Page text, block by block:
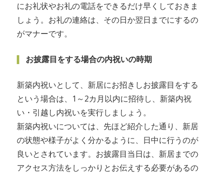
にお礼状やお礼の電話をできるだけ早くしておきま
しょう。お礼の連絡は、その日か翌日までにするの
がマナーです。
お披露目をする場合の内祝いの時期
新築内祝いとして、新居にお招きしお披露目をする
という場合は、1～2カ月以内に招待し、新築内祝
い・引越し内祝いを実行しましょう。
新築内祝いについては、先ほど紹介した通り、新居
の状態や様子がよく分かるように、日中に行うのが
良いとされています。お披露目当日は、新居までの
アクセス方法をしっかりとお伝えする必要があるの